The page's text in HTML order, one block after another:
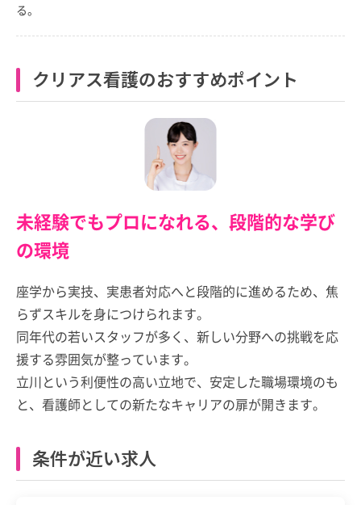
る。
クリアス看護のおすすめポイント
未経験でもプロになれる、段階的な学び
の環境
座学から実技、実患者対応へと段階的に進めるため、焦
らずスキルを身につけられます。
同年代の若いスタッフが多く、新しい分野への挑戦を応
援する雰囲気が整っています。
立川という利便性の高い立地で、安定した職場環境のも
と、看護師としての新たなキャリアの扉が開きます。
条件が近い求人